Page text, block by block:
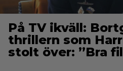
På TV ikväll:
thrillern som
stolt över: ”Bra